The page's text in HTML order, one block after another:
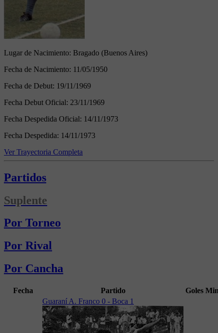
Lugar de Nacimiento: Bragado (Buenos Aires)
Fecha de Nacimiento: 11/05/1950
Fecha de Debut: 19/11/1969
Fecha Debut Oficial: 23/11/1969
Fecha Despedida Oficial: 14/11/1973
Fecha Despedida: 14/11/1973
Ver Trayectoria Completa
Partidos
Suplente
Por Torneo
Por Rival
Por Cancha
Fecha Partido Goles
Guaraní A. Franco 0 - Boca 1